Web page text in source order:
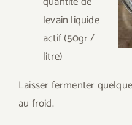
levain liquide
actif (50gr /
litre)
Laisser fermenter
au froid.